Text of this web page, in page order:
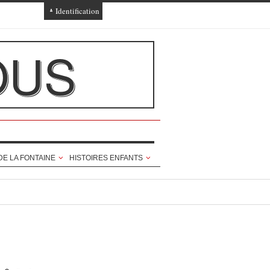
Identification
Ajout texte ou poème
LA FONTAINE HISTOIRES ENFANTS